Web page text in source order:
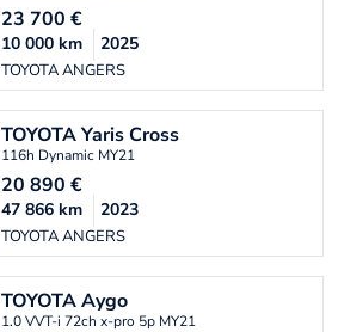
23 700 €
TOYOTA ANGERS
10 000 km 2025
TOYOTAYaris Cross
116h Dynamic MY21
20 890 €
TOYOTA ANGERS
47 866 km 2023
TOYOTAAygo
1.0 VVT-i 72ch x-pro 5p MY21